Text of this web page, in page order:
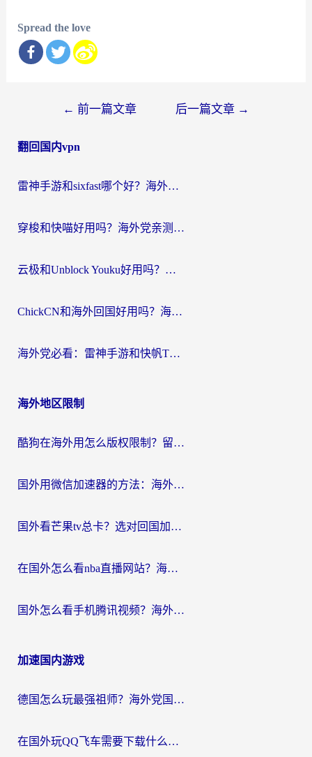
Spread the love
导
← 前一篇文章 后一篇文章 →
翻回国内vpn
雷神手游和sixfast哪个好？海外党亲测3款回国加速器，教你选对不踩坑
穿梭和快喵好用吗？海外党亲测：小众加速器对比+番茄加速器深度体验
云极和Unblock Youku好用吗？海外党亲测+2026回国加速器避坑指南
ChickCN和海外回国好用吗？海外党2026亲测：从手游到影音，选对加速器的3个关键
海外党必看：雷神手游和快帆TV版好用吗？3步选对回国加速器不踩坑
海外地区限制
酷狗在海外用怎么版权限制？留学生亲测：3步解决听国内音乐难题
国外用微信加速器的方法：海外党无缝连接国内生活的实用指南
国外看芒果tv总卡？选对回国加速器，轻松追《浪姐》不费劲
在国外怎么看nba直播网站？海外党专属体育观赛指南，告别地区限制！
国外怎么看手机腾讯视频？海外党亲测有效的追剧加速器选择指南
加速国内游戏
德国怎么玩最强祖师？海外党国服游戏加速器选择全攻略（附宝可梦Online实测）
在国外玩QQ飞车需要下载什么加速器呢？海外党亲测有效的国服游戏加速指南